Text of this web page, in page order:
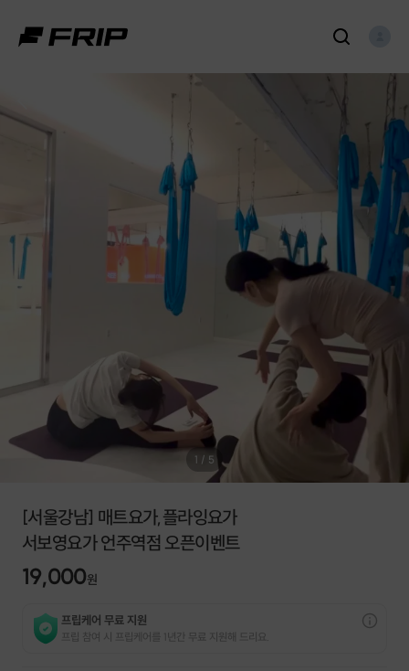
1 / 5
[서울강남] 매트요가,플라잉요가
서보영요가 언주역점 오픈이벤트
19,000원
프립케어 무료 지원
프립 참여 시 프립케어를 1년간 무료 지원해 드리요.